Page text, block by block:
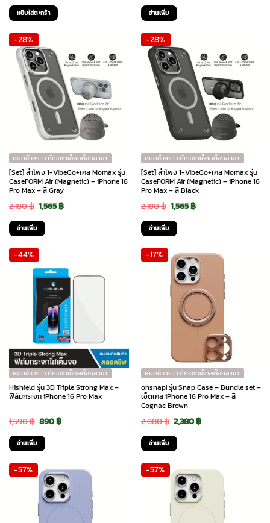
price
was:
หยิบใส่ตะกร้า
price
was:
อ่านเพิ่ม
-28%
หมดชั่วคราว ทักแชทเช็คสต๊อกสาขา
[Set] ลำโพง 1-VibeGo+เคส Momax รุ่น
CaseFORM Air (Magnetic) – iPhone 16
Pro Max – สี Gray
2,180฿ Original
price
was:
1,565฿Current
อ่านเพิ่ม
-28%
หมดชั่วคราว ทักแชทเช็คสต๊อกสาขา
[Set] ลำโพง 1-VibeGo+เคส Momax รุ่น
CaseFORM Air (Magnetic) – iPhone 16
Pro Max – สี Black
2,180฿ Original
price
was:
2,180 ฿.
1,565฿Current
1,565 ฿.
อ่านเพิ่ม
-44%
หมดชั่วคราว ทักแชทเช็คสต๊อกสาขา
Hishield รุ่น 3D Triple Strong Max –
ฟิล์มกระจก iPhone 16 Pro Max
1,590฿ Original
price
was:
1,590 ฿.
890฿Current
890 ฿.
อ่านเพิ่ม
-17%
หมดชั่วคราว ทักแชทเช็คสต๊อกสาขา
ohsnap! รุ่น Snap Case – Bundle set –
เซ็ตเคส iPhone 16 Pro Max – สี
Cognac Brown
2,880฿ Original
price
was:
2,880 ฿.
2,380฿Current
2,380 ฿.
อ่านเพิ่ม
-57% -57%